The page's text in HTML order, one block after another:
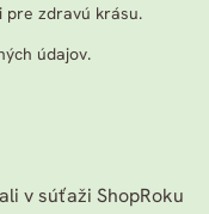
pre zdravú krásu.
údajov.
v súťaži ShopRoku